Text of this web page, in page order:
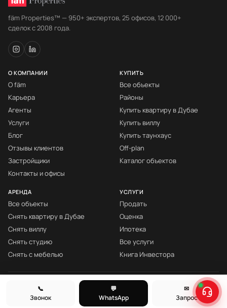
📞
Звонок
💬
WhatsApp
✉
Запрос
fäm Properties™ — 950+ экспертов, 25 офисов, 12 000+
сделок с 2008 года.
О КОМПАНИИ
О fäm
Карьера
Агенты
Услуги
Блог
Отзывы клиентов
Застройщики
Контакты и офисы
КУПИТЬ
Все объекты
Районы
Купить квартиру в Дубае
Купить виллу
Купить таунхаус
Off-plan
Каталог объектов
АРЕНДА
Все объекты
Снять квартиру в Дубае
Снять виллу
Снять студию
Снять с мебелью
УСЛУГИ
Продать
Оценка
Ипотека
Все услуги
Книга Инвестора
© fäm Properties™ · ORN 1858 · С 2008